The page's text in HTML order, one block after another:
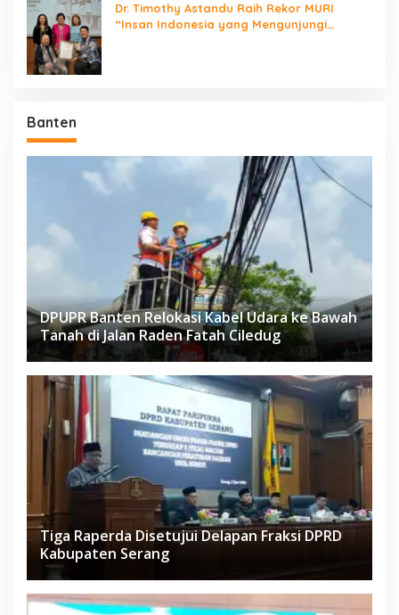
Dr. Timothy Astandu Raih Rekor MURI
“Insan Indonesia yang Mengunjungi
Banten
DPUPR Banten Relokasi Kabel Udara ke Bawah
Tanah di Jalan Raden Fatah Ciledug
Tiga Raperda Disetujui Delapan Fraksi DPRD
Kabupaten Serang